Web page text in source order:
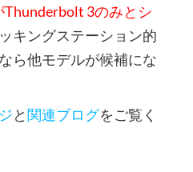
Thunderbolt 3のみとシ
キングステーション的
ら他モデルが候補にな
と関連ブログをご覧く